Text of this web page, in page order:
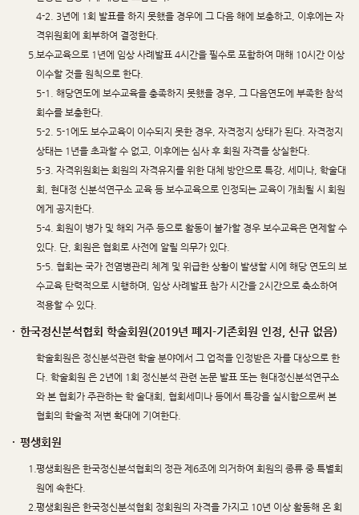
4-2. 3년에 1회 발표를 하지 못했을 경우에 그 다음 해에 보충하고, 이후에는 자
격위원회에 회부하여 결정한다.
5.보수교육으로 1년에 임상 사례발표 4시간을 필수로 포함하여 매해 10시간 이상
이수할 것을 원칙으로 한다.
5-1. 해당연도에 보수교육을 충족하지 못했을 경우, 그 다음연도에 부족한 참석
회수를 보충한다.
5-2. 5-1에도 보수교육이 이수되지 못한 경우, 자격정지 상태가 된다. 자격정지
상태는 1년을 초과할 수 없고, 이후에는 심사 후 회원 자격을 상실한다.
5-3. 자격위원회는 회원의 자격유지를 위한 대체 방안으로 특강, 세미나, 학술대
회, 현대정 신분석연구소 교육 등 보수교육으로 인정되는 교육이 개최될 시 회원
에게 공지한다.
5-4. 회원이 병가 및 해외 거주 등으로 활동이 불가할 경우 보수교육은 면제할 수
있다. 단, 회원은 협회로 사전에 알릴 의무가 있다.
5-5. 협회는 국가 전염병관리 체계 및 위급한 상황이 발생할 시에 해당 연도의 보
수교육 탄력적으로 시행하며, 임상 사례발표 참가 시간을 2시간으로 축소하여
적용할 수 있다.
· 한국정신분석협회 학술회원(2019년 폐지-기존회원 인정, 신규 없음)
학술회원은 정신분석관련 학술 분야에서 그 업적을 인정받은 자를 대상으로 한
다. 학술회원 은 2년에 1회 정신분석 관련 논문 발표 또는 현대정신분석연구소
와 본 협회가 주관하는 학 술대회, 협회세미나 등에서 특강을 실시함으로써 본
협회의 학술적 저변 확대에 기여한다.
· 평생회원
1.평생회원은 한국정신분석협회의 정관 제6조에 의거하여 회원의 종류 중 특별회
원에 속한다.
2.평생회원은 한국정신분석협회 정회원의 자격을 가지고 10년 이상 활동해 온 회